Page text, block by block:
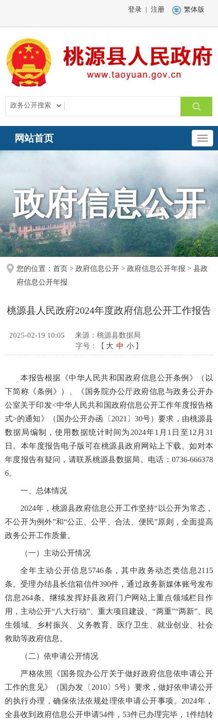
登录 注册 繁体版
网站首页
政府信息公开
您的位置： 首页 > 政府信息公开 > 政府信息公开年报 > 县政
府信息公开年报
桃源县人民政府2024年度政府信息公开工作报告
2025-02-19 10:05
来源：桃源县数据局
字号：【 大 中 小 】
本报告根据《中华人民共和国政府信息公开条例》（以
下简称《条例》）、《国务院办公厅政府信息与政务公开办
公室关于印发<中华人民共和国政府信息公开工作年度报告格
式>的通知》（国办公开办函〔2021〕30号）要求，由桃源县
数据局编制，使用数据统计时间为2024年1月1日至12月31
日。本年度报告电子版可在桃源县政府网站上下载。如对本
年度报告有疑问，请联系桃源县数据局。电话：0736-666378
6。
一、总体情况
2024年，桃源县政府信息公开工作坚持“以公开为常态，
不公开为例外”和“公正、公平、合法、便民”原则，全面提高
政务公开工作质量。
（一）主动公开情况
全年主动公开信息5746条，其中政务动态类信息2115
条。受理办结县长信箱信件390件，通过政务新媒体账号发布
信息264条。继续发挥好县政府门户网站上重点领域栏目作
用，主动公开“八大行动”、重大项目建设、“两重”“两新”、民
生领域、乡村振兴、义务教育、医疗卫生、就业创业、社会
救助等政府信息。
（二）依申请公开情况
严格依照《国务院办公厅关于做好政府信息依申请公开
工作的意见》（国办发〔2010〕5号）要求，做好依申请公开
的执行办理，确保依法依规处理依申请公开事项。2024年，
全县收到政府信息公开申请54件，53件已办理完毕，1件结转